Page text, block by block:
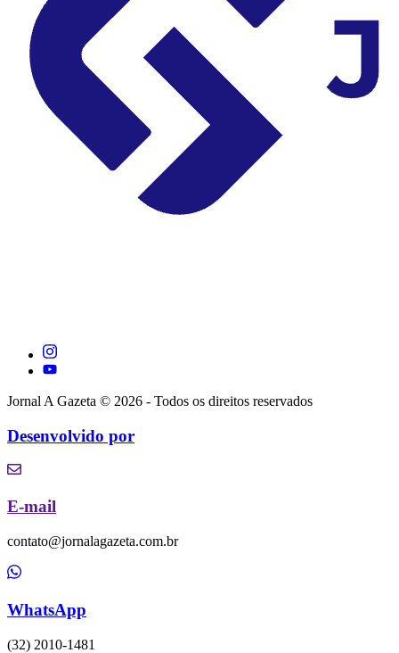
Jornal A Gazeta © 2026 - Todos os direitos reservados
Desenvolvido por
E-mail
contato@jornalagazeta.com.br
WhatsApp
(32) 2010-1481